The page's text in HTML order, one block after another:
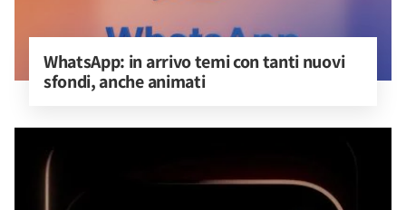
WhatsApp: in arrivo temi con tanti nuovi
sfondi, anche animati